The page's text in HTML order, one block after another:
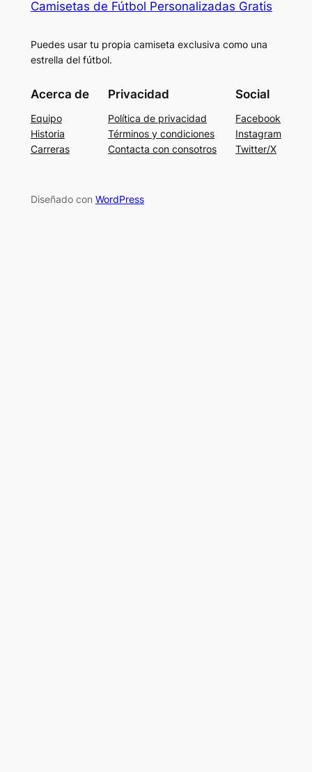
Camisetas de Fútbol Personalizadas Gratis
Puedes usar tu propia camiseta exclusiva como una
estrella del fútbol.
Acerca de
Equipo
Historia
Carreras
Privacidad
Política de privacidad
Términos y condiciones
Contacta con consotros
Social
Facebook
Instagram
Twitter/X
Diseñado con WordPress